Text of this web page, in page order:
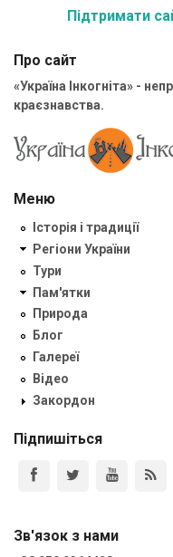
Підтримати
Про сайт
«Україна Інкогніта» -
краєзнавства.
Меню
Історія і традиції
Регіони України
Тури
Пам'ятки
Природа
Блог
Галереї
Відео
Закордон
Підпишіться
Зв'язок з нами